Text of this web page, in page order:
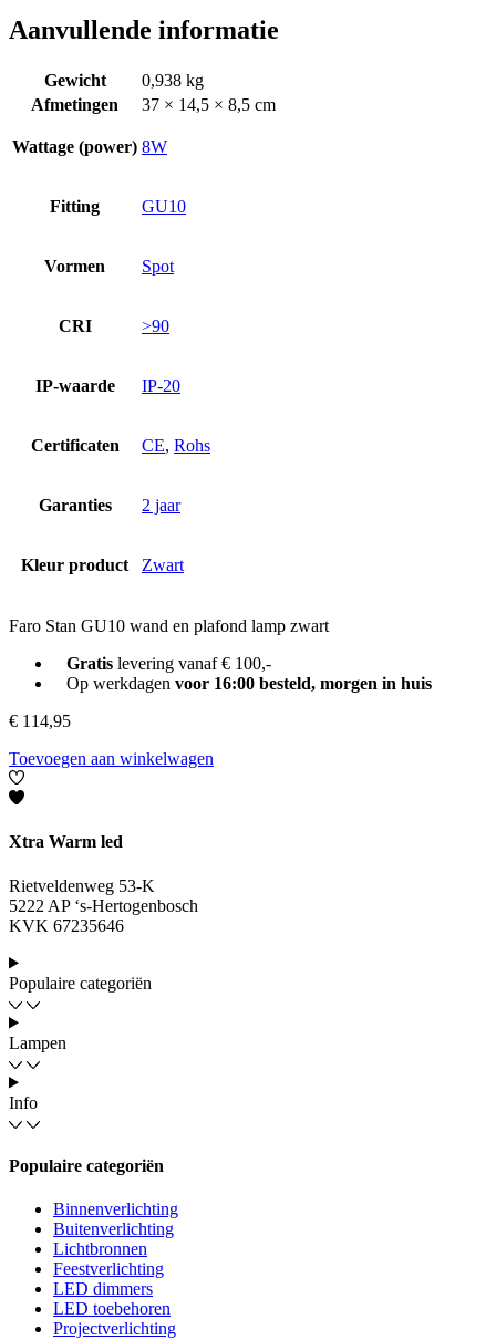
Aanvullende informatie
Gewicht
0,938 kg
Afmetingen
37 × 14,5 × 8,5 cm
Wattage (power) 8W
Fitting GU10
Vormen Spot
CRI >90
IP-waarde IP-20
Certificaten CE, Rohs
Garanties 2 jaar
Kleur product Zwart
Faro Stan GU10 wand en plafond lamp zwart
Gratislevering vanaf € 100,-
Op werkdagen voor 16:00 besteld, morgen in huis
€ 114,95
Toevoegen aan winkelwagen
Xtra Warm led
Rietveldenweg 53-K
5222 AP ‘s-Hertogenbosch
KVK 67235646
Populaire categoriën
Lampen
Info
Populaire categoriën
Binnenverlichting
Buitenverlichting
Lichtbronnen
Feestverlichting
LED dimmers
LED toebehoren
Projectverlichting